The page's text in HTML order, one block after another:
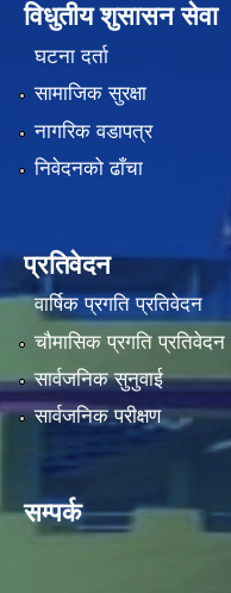
विधुतीय शुसासन सेवा
घटना दर्ता
सामाजिक सुरक्षा
नागरिक वडापत्र
निवेदनको ढाँचा
प्रतिवेदन
वार्षिक प्रगति प्रतिवेदन
चौमासिक प्रगति प्रतिवेदन
सार्वजनिक सुनुवाई
सार्वजनिक परीक्षण
सम्पर्क